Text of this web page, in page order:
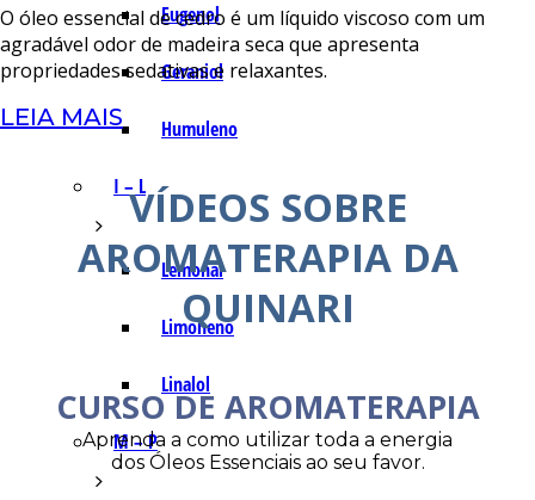
Eugenol
Geraniol
Humuleno
I – L
Lemonal
Limoneno
Linalol
M – P
O óleo essencial de cedro é um líquido viscoso com um
agradável odor de madeira seca que apresenta
propriedades sedativas e relaxantes.
LEIA MAIS
VÍDEOS SOBRE
AROMATERAPIA DA
QUINARI
CURSO DE AROMATERAPIA
Aprenda a como utilizar toda a energia
dos Óleos Essenciais ao seu favor.